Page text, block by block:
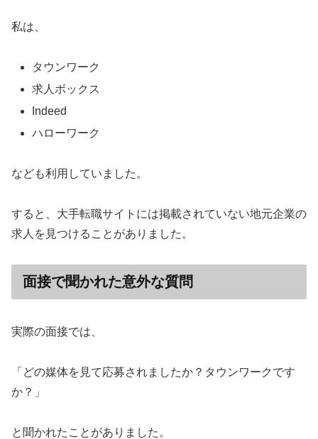
私は、
タウンワーク
求人ボックス
Indeed
ハローワーク
なども利用していました。
すると、大手転職サイトには掲載されていない地元企業の
求人を見つけることがありました。
面接で聞かれた意外な質問
実際の面接では、
「どの媒体を見て応募されましたか？タウンワークです
か？」
と聞かれたことがありました。